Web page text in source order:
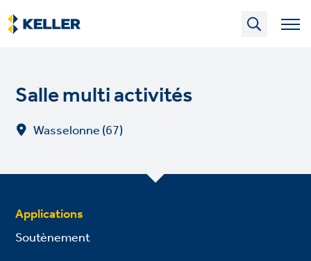
Skip
to
main
Salle multi activités
Wasselonne (67)
Applications
Soutènement